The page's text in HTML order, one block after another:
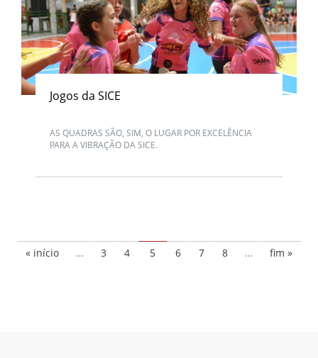
Jogos da SICE
AS QUADRAS SÃO, SIM, O LUGAR POR EXCELÊNCIA
PARA A VIBRAÇÃO DA SICE.
« início … 3 4 5 6 7 8 … fim »